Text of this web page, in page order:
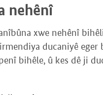
nehênî
xwe nehênî
ducaniyê
bihêle, û kes dê ji